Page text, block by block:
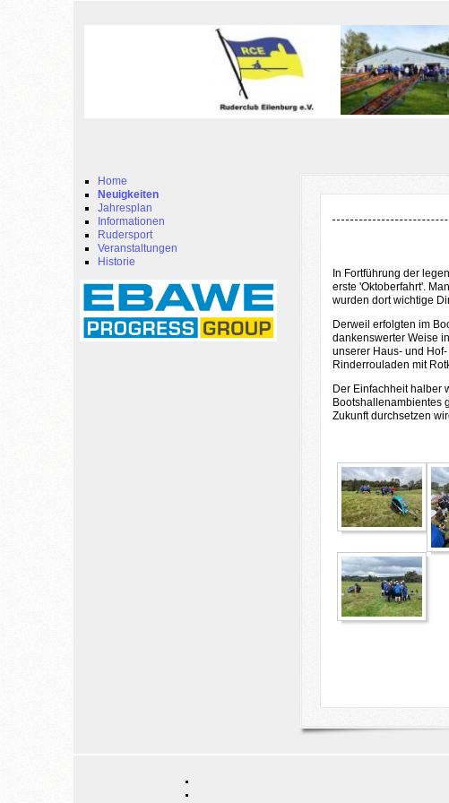
Home
Neuigkeiten
Jahresplan
Informationen
Rudersport
Veranstaltungen
Historie
In Fortführung der
erste 'Oktoberfahrt'.
wurden dort wichtige
Derweil erfolgten im
dankenswerter Weise
unserer Haus- und
Rinderrouladen mit
Der Einfachheit halber
Bootshallenambientes
Zukunft durchsetzen